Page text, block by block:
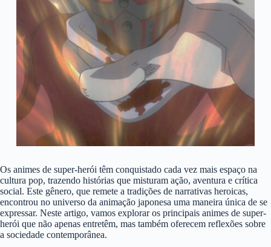
Os animes de super-herói têm conquistado cada vez mais espaço na
cultura pop, trazendo histórias que misturam ação, aventura e crítica
social. Este gênero, que remete a tradições de narrativas heroicas,
encontrou no universo da animação japonesa uma maneira única de se
expressar. Neste artigo, vamos explorar os principais animes de super-
herói que não apenas entretêm, mas também oferecem reflexões sobre
a sociedade contemporânea.